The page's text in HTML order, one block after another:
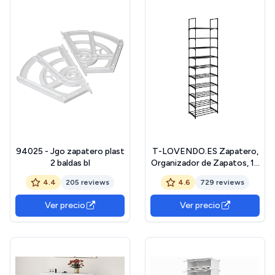
94025 - Jgo zapatero plast
2 baldas bl
4.4 205 reviews
Ver precio
T-LOVENDO.ES Zapatero,
Organizador de Zapatos, 10
Baldas, Armario Zapatero
Abierto, Estrecho, 30 x 45
x 174 cm, Estantes de
Tubos de Hierro,
Dormitorio, Pasillo,
4.6 729 reviews
Ver precio